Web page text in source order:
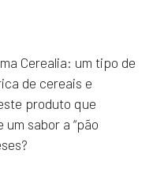
Cerealia: um tipo de
de cereais e
produto que
sabor a “pão